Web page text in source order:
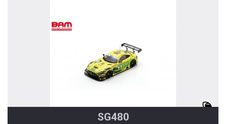
SG480